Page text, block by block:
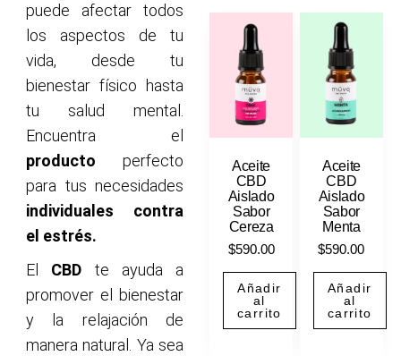
puede afectar todos
los aspectos de tu
vida, desde tu
bienestar físico hasta
tu salud mental.
Encuentra el
producto perfecto
para tus necesidades
individuales contra
el estrés.
El CBD te ayuda a
promover el bienestar
y la relajación de
manera natural. Ya sea
Aceite
CBD
Aislado
Sabor
Cereza
$590.00
Añadir
al
carrito
Aceite
CBD
Aislado
Sabor
Menta
$590.00
Añadir
al
carrito